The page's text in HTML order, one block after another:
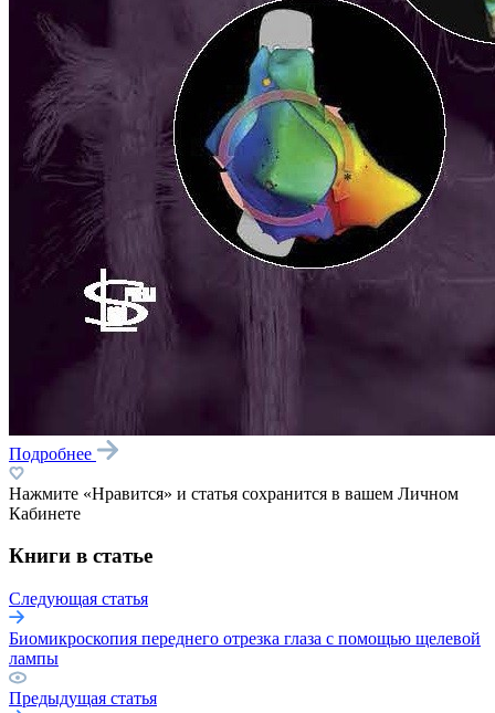
Подробнее
Нажмите «Нравится» и статья сохранится в вашем Личном
Кабинете
Книги в статье
Следующая статья
Биомикроскопия переднего отрезка глаза с помощью щелевой
лампы
Предыдущая статья